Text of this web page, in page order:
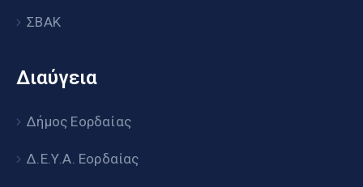
ΣΒΑΚ
Διαύγεια
Δήμος Εορδαίας
Δ.Ε.Υ.Α. Εορδαίας